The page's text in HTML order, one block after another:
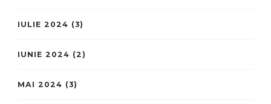
IULIE 2024 (3)
IUNIE 2024 (2)
MAI 2024 (3)